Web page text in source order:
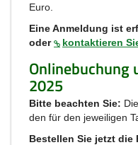
Euro.
Eine Anmeldung ist
oder
kontaktieren
2025
Bitte beachten Sie:
den für den jeweiligen
Bestellen Sie jetzt die